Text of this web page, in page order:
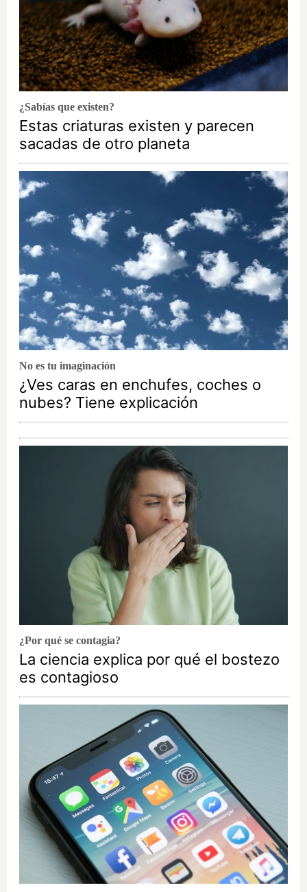
¿Sabías que existen?
Estas criaturas existen y parecen
sacadas de otro planeta
No es tu imaginación
¿Ves caras en enchufes, coches o
nubes? Tiene explicación
¿Por qué se contagia?
La ciencia explica por qué el bostezo
es contagioso